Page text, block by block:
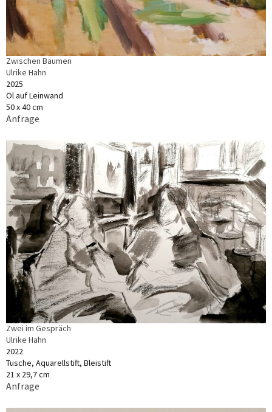
Zwischen Bäumen
Ulrike Hahn
2025
Öl auf Leinwand
50 x 40 cm
Anfrage
Zwei im Gespräch
Ulrike Hahn
2022
Tusche, Aquarellstift, Bleistift
21 x 29,7 cm
Anfrage